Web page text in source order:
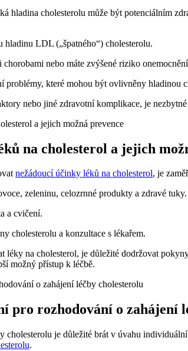
hladina cholesterolu může být potenciálním
LDL („špatného“) cholesterolu.
nebo máte zvýšené riziko
problémy, které mohou být ovlivněny hladinou
nebo jiné zdravotní komplikace, je
na cholesterol a jejich
nežádoucí účinky léků na cholesterol, je
zeleninu, celozrnné produkty a zdravé tuky.
a cvičení.
cholesterolu a konzultace s lékařem.
léky na cholesterol, je důležité dodržovat
možný přístup k léčbě.
pro rozhodování o zahájení
cholesterolu je důležité brát v úvahu
.